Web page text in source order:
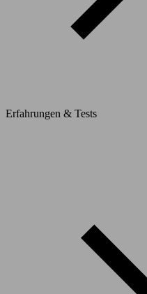
Erfahrungen & Tests